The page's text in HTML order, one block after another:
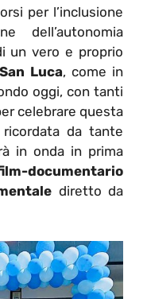
per l’inclusione
dell’autonomia
un vero e proprio
Luca, come in
oggi, con tanti
celebrare questa
da tante
in onda in prima
documentario
diretto da